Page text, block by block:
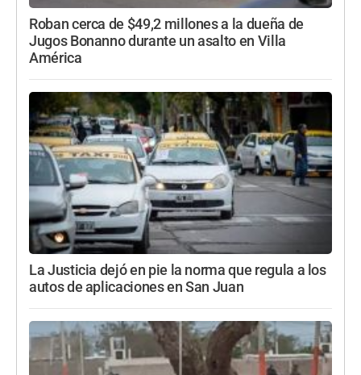
Roban cerca de $49,2 millones a la dueña de
Jugos Bonanno durante un asalto en Villa
América
La Justicia dejó en pie la norma que regula a los
autos de aplicaciones en San Juan